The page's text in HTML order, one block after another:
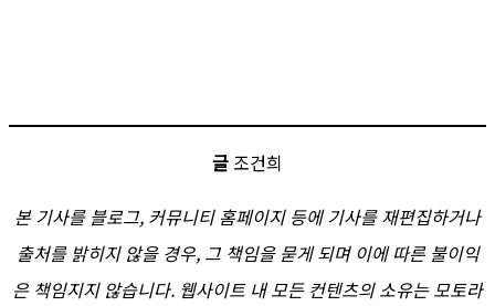
글 조건희
본 기사를 블로그, 커뮤니티 홈페이지 등에 기사를 재편집하거나
출처를 밝히지 않을 경우, 그 책임을 묻게 되며 이에 따른 불이익
은 책임지지 않습니다. 웹사이트 내 모든 컨텐츠의 소유는 모토라